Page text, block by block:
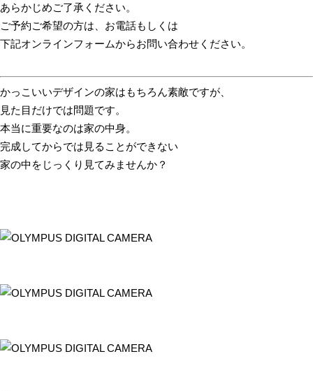
あらかじめご了承ください。
ご予約ご希望の方は、お電話もしくは
下記オンラインフォームからお問い合わせください。
かっこいいデザインの家はもちろん素敵ですが、
見た目だけでは問題です。
本当に重要なのは家の中身。
完成してからでは見ることができない
家の中をじっくり見てみませんか？